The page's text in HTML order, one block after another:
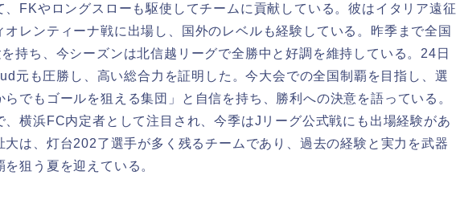
、FKやロングスローも駆使してチームに貢献している。彼はイタリア遠征
オレンティーナ戦に出場し、国外のレベルも経験している。昨季まで全国
持ち、今シーズンは北信越リーグで全勝中と好調を維持している。24日
元も圧勝し、高い総合力を証明した。今大会での全国制覇を目指し、選
らでもゴールを狙える集団」と自信を持ち、勝利への決意を語っている。
、横浜FC内定者として注目され、今季はJリーグ公式戦にも出場経験があ
大は、灯台202了選手が多く残るチームであり、過去の経験と実力を武器
狙う夏を迎えている。